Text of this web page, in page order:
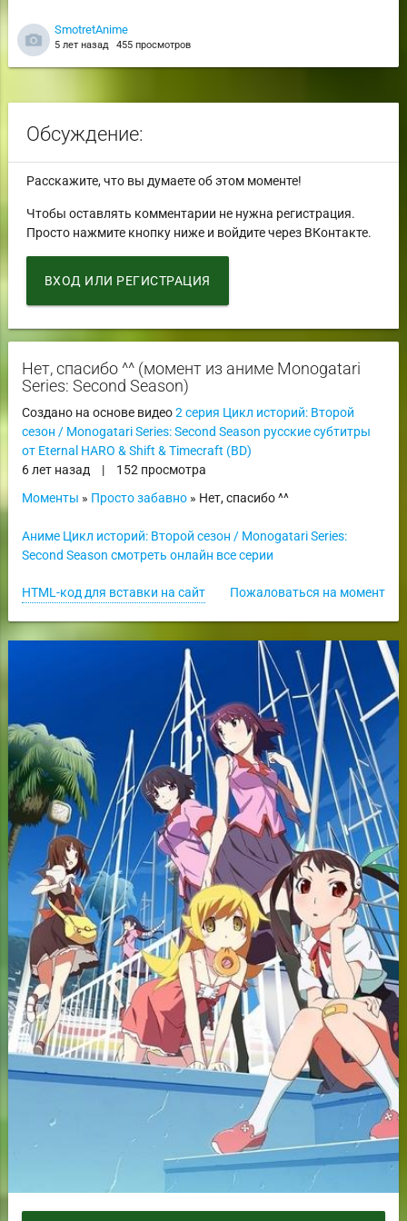
SmotretAnime
5 лет назад 455 просмотров
Обсуждение:
Расскажите, что вы думаете об этом моменте!
Чтобы оставлять комментарии не нужна регистрация.
Просто нажмите кнопку ниже и войдите через ВКонтакте.
ВХОД ИЛИ РЕГИСТРАЦИЯ
Нет, спасибо ^^ (момент из аниме Monogatari
Series: Second Season)
Создано на основе видео2 серия Цикл историй: Второй
сезон / Monogatari Series: Second Season русские субтитры
от Eternal HARO & Shift & Timecraft (BD)
6 лет назад
|
152 просмотра
Моменты » Просто забавно» Нет, спасибо ^^
Аниме Цикл историй: Второй сезон / Monogatari Series:
Second Season смотреть онлайн все серии
Пожаловаться на момент
HTML-код для вставки на сайт